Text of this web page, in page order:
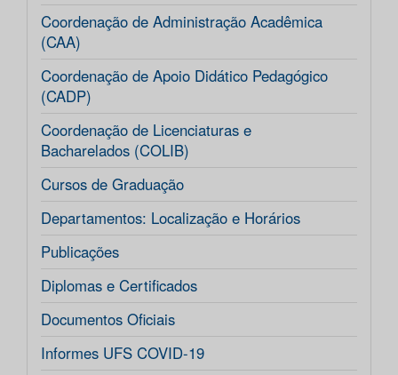
Coordenação de Administração Acadêmica
(CAA)
Coordenação de Apoio Didático Pedagógico
(CADP)
Coordenação de Licenciaturas e
Bacharelados (COLIB)
Cursos de Graduação
Departamentos: Localização e Horários
Publicações
Diplomas e Certificados
Documentos Oficiais
Informes UFS COVID-19